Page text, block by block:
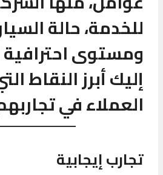
للخدمة، حالة
ومستوى
إليك أبرز النقاط
العملاء في
تجارب إيجابية